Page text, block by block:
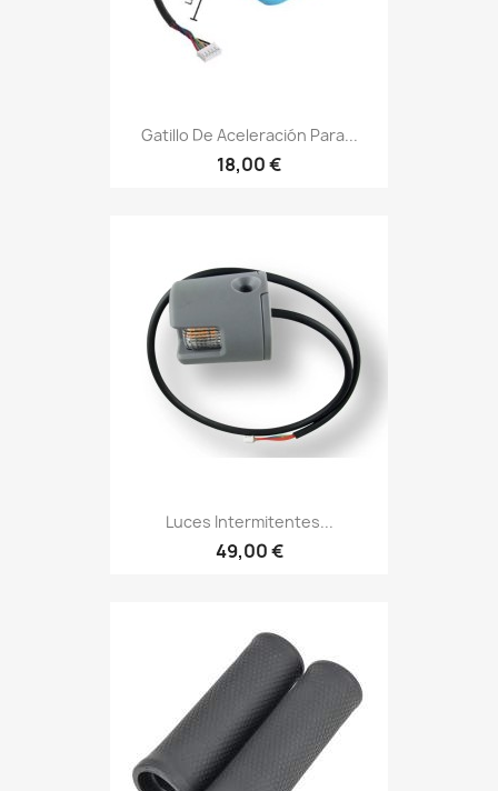
Gatillo De Aceleración Para...
18,00 €
Luces Intermitentes...
49,00 €